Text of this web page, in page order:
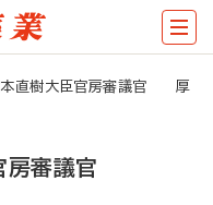
本直樹大臣官房審議官 厚
房審議官